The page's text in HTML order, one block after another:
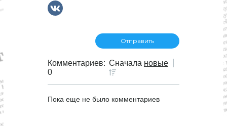
Комментариев:
0
Сначала новые
Пока еще не было комментариев